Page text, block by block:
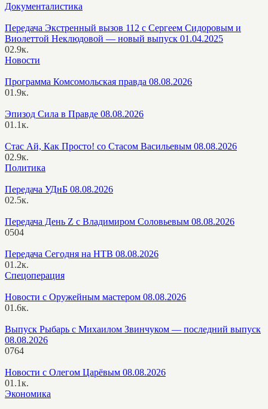
Документалистика
Передача Экстренный вызов 112 с Сергеем Сидоровым и
Виолеттой Неклюдовой — новый выпуск 01.04.2025
02.9к.
Новости
Программа Комсомольская правда 08.08.2026
01.9к.
Эпизод Сила в Правде 08.08.2026
01.1к.
Стас Ай, Как Просто! со Стасом Васильевым 08.08.2026
02.9к.
Политика
Передача УДнБ 08.08.2026
02.5к.
Передача День Z с Владимиром Соловьевым 08.08.2026
0504
Передача Сегодня на НТВ 08.08.2026
01.2к.
Спецоперация
Новости с Оружейным мастером 08.08.2026
01.6к.
Выпуск Рыбарь с Михаилом Звинчуком — последний выпуск
08.08.2026
0764
Новости с Олегом Царёвым 08.08.2026
01.1к.
Экономика